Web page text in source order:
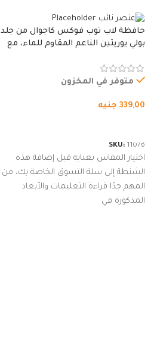
حافظة لاب توب فوكس كاجوال من جلد
بولي يوريثين الناعم المقاوم للماء، مع
متوفر في المخزون
339,00 جنيه
SKU: 11076
اختيار المقاس بعناية قبل إضافة هذه
الشنطة إلى سلة التسوق الخاصة بك، من
المهم جدًا قراءة التعليمات والأبعاد
المذكورة في